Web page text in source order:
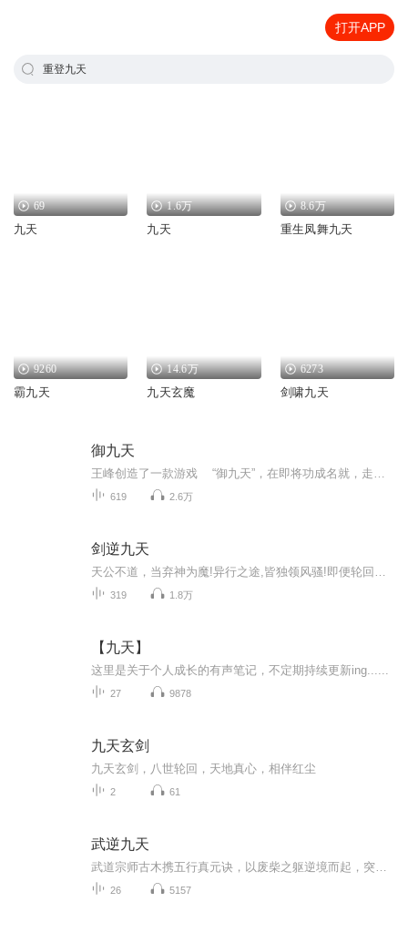
打开APP
重登九天
69
九天
1.6万
九天
8.6万
重生凤舞九天
9260
霸九天
14.6万
九天玄魔
6273
剑啸九天
御九天
619 2.6万
剑逆九天
319 1.8万
【九天】
这里是关于个人成长的有声笔记，不定期持续更新ing......
27 9878
九天玄剑
九天玄剑，八世轮回，天地真心，相伴红尘
2 61
武逆九天
26 5157